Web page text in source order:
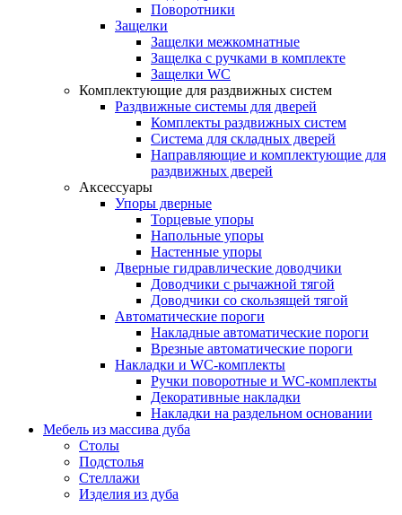
Поворотники
Защелки
Защелки межкомнатные
Защелка с ручками в комплекте
Защелки WC
Комплектующие для раздвижных систем
Раздвижные системы для дверей
Комплекты раздвижных систем
Система для складных дверей
Направляющие и комплектующие для
раздвижных дверей
Аксессуары
Упоры дверные
Торцевые упоры
Напольные упоры
Настенные упоры
Дверные гидравлические доводчики
Доводчики с рычажной тягой
Доводчики со скользящей тягой
Автоматические пороги
Накладные автоматические пороги
Врезные автоматические пороги
Накладки и WC-комплекты
Ручки поворотные и WC-комплекты
Декоративные накладки
Накладки на раздельном основании
Мебель из массива дуба
Столы
Подстолья
Стеллажи
Изделия из дуба